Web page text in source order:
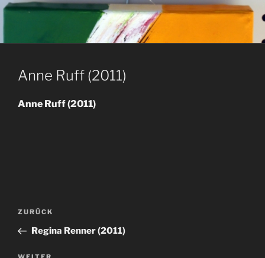
Anne Ruff (2011)
Anne Ruff (2011)
Beitragsnavigation
Vorheriger
Beitrag
ZURÜCK
Regina Renner (2011)